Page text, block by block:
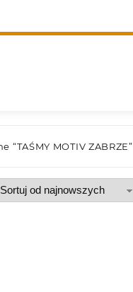
MOTIV ZABRZE”